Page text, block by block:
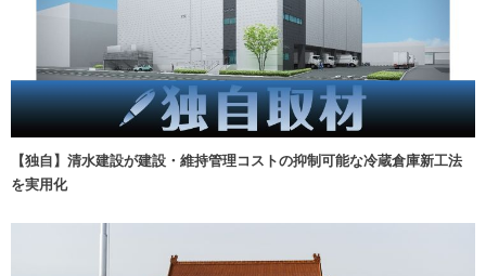
【独自】清水建設が建設・維持管理コストの抑制可能な冷蔵倉庫新工法
を実用化